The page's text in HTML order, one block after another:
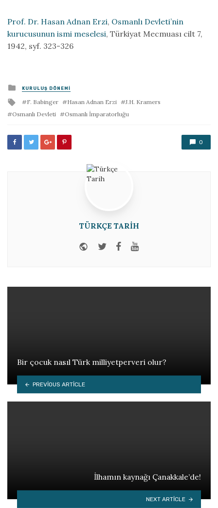
Prof. Dr. Hasan Adnan Erzi, Osmanlı Devleti’nin
kurucusunun ismi meselesi, Türkiyat Mecmuası cilt 7,
1942, syf. 323-326
Posted
in
KURULUŞ DÖNEMI
Tagged
with
F. Babinger Hasan Adnan Erzi
J.H. Kramers
Osmanlı Devleti
Osmanlı İmparatorluğu
0
TÜRKÇE TARIH
Website
TwitterFacebook
Bir çocuk nasıl Türk milliyetperveri olur?
PREVIOUS ARTICLE
İlhamın kaynağı Çanakkale’de!
NEXT ARTICLE